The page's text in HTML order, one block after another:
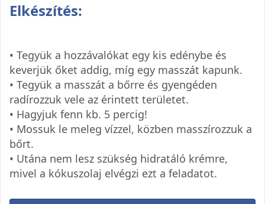
Elkészítés:
• Tegyük a hozzávalókat egy kis edénybe és
keverjük őket addig, míg egy masszát kapunk.
• Tegyük a masszát a bőrre és gyengéden
radírozzuk vele az érintett területet.
• Hagyjuk fenn kb. 5 percig!
• Mossuk le meleg vízzel, közben masszírozzuk a
bőrt.
• Utána nem lesz szükség hidratáló krémre,
mivel a kókuszolaj elvégzi ezt a feladatot.